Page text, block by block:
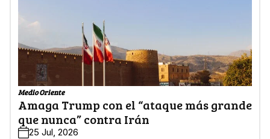
Medio Oriente
Amaga Trump con el “ataque más grande
que nunca” contra Irán
25 Jul, 2026